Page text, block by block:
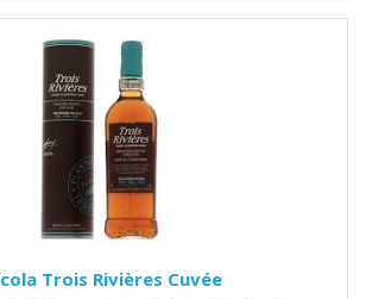
Trois Rivières Cuvée